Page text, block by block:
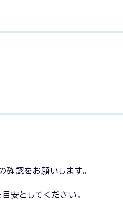
確認をお願いします。
安としてください。